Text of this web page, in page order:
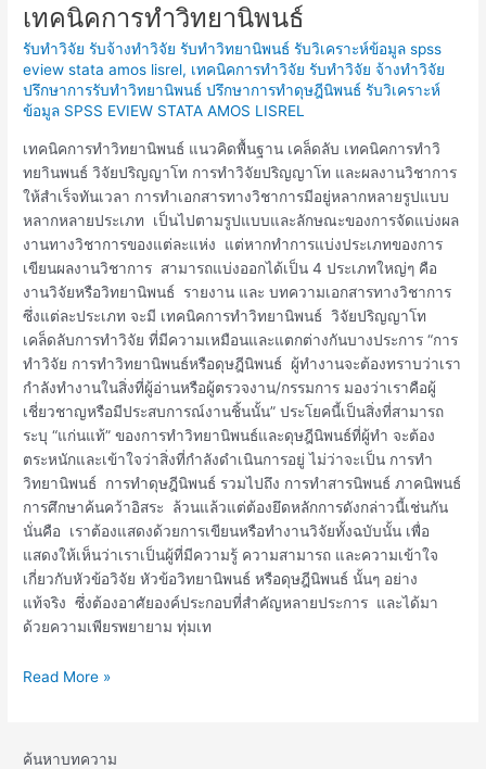
เทคนิคการทำวิทยานิพนธ์
รับทำวิจัย รับจ้างทำวิจัย รับทำวิทยานิพนธ์ รับวิเคราะห์ข้อมูล spss
eview stata amos lisrel, เทคนิคการทำวิจัย รับทำวิจัย จ้างทำวิจัย
ปรึกษาการรับทำวิทยานิพนธ์ ปรึกษาการทำดุษฎีนิพนธ์ รับวิเคราะห์
ข้อมูล SPSS EVIEW STATA AMOS LISREL
เทคนิคการทำวิทยานิพนธ์ แนวคิดพื้นฐาน เคล็ดลับ เทคนิคการทำวิ
ทยาินพนธ์ วิจัยปริญญาโท การทำวิจัยปริญญาโท และผลงานวิชาการ
ให้สำเร็จทันเวลา การทำเอกสารทางวิชาการมีอยู่หลากหลายรูปแบบ
หลากหลายประเภท เป็นไปตามรูปแบบและลักษณะของการจัดแบ่งผล
งานทางวิชาการของแต่ละแห่ง แต่หากทำการแบ่งประเภทของการ
เขียนผลงานวิชาการ สามารถแบ่งออกได้เป็น 4 ประเภทใหญ่ๆ คือ
งานวิจัยหรือวิทยานิพนธ์ รายงาน และ บทความเอกสารทางวิชาการ
ซึ่งแต่ละประเภท จะมี เทคนิคการทำวิทยานิพนธ์ วิจัยปริญญาโท
เคล็ดลับการทำวิจัย ที่มีความเหมือนและแตกต่างกันบางประการ “การ
ทำวิจัย การทำวิทยานิพนธ์หรือดุษฎีนิพนธ์ ผู้ทำงานจะต้องทราบว่าเรา
กำลังทำงานในสิ่งที่ผู้อ่านหรือผู้ตรวจงาน/กรรมการ มองว่าเราคือผู้
เชี่ยวชาญหรือมีประสบการณ์งานชิ้นนั้น” ประโยคนี้เป็นสิ่งที่สามารถ
ระบุ “แก่นแท้” ของการทำวิทยานิพนธ์และดุษฎีนิพนธ์ที่ผู้ทำ จะต้อง
ตระหนักและเข้าใจว่าสิ่งที่กำลังดำเนินการอยู่ ไม่ว่าจะเป็น การทำ
วิทยานิพนธ์ การทำดุษฎีนิพนธ์ รวมไปถึง การทำสารนิพนธ์ ภาคนิพนธ์
การศึกษาค้นคว้าอิสระ ล้วนแล้วแต่ต้องยึดหลักการดังกล่าวนี้เช่นกัน
นั่นคือ เราต้องแสดงด้วยการเขียนหรือทำงานวิจัยทั้งฉบับนั้น เพื่อ
แสดงให้เห็นว่าเราเป็นผู้ที่มีความรู้ ความสามารถ และความเข้าใจ
เกี่ยวกับหัวข้อวิจัย หัวข้อวิทยานิพนธ์ หรือดุษฎีนิพนธ์ นั้นๆ อย่าง
แท้จริง ซึ่งต้องอาศัยองค์ประกอบที่สำคัญหลายประการ และได้มา
ด้วยความเพียรพยายาม ทุ่มเท
เทคนิค
วิทยานิพนธ์
Read More »
ค้นหาบทความ